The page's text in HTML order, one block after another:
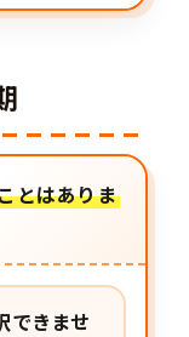
とはありま
できませ